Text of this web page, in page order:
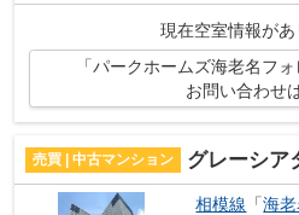
新築・デザイナーズなど】 ネット非公開...
現在空室情報があ
「パークホームズ海老名フ
お問い合わせ
売買 | 中古マンション グレーシアタ
相模線 「海老